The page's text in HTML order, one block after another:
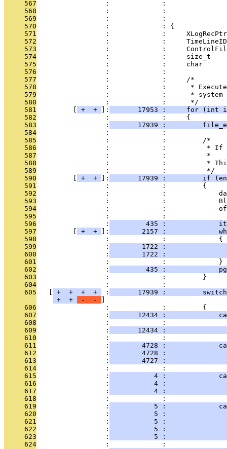
     567
:             :
     568
:             :
     569
:             :
     570
                 :             : {
     571
:             :
     572
:             :
     573
:             :
     574
:             :     size_t
     575
:             :     char
     576
                 :             :
     577
                 :             :     /*
     578
:             :      *
     579
:             :      * system
     580
                 :             :      */
     581
+ + ]:
17953 :     for (int
     582
                 :             :     {
     583
                 :
17939 :
     584
                 :             :
     585
                 :             :         /*
     586
:             :          *
     587
                 :             :          *
     588
:             :          *
     589
                 :             :          */
     590
+ + ]:
17939 :         if
     591
                 :             :         {
     592
:             :
     593
:             :
     594
:             :
     595
                 :             :
     596
                 :
435 :
     597
+ + ]:
2157 :
     598
                 :             :             {
     599
                 :
1722 :
     600
                 :
1722 :
     601
                 :             :             }
     602
                 :
435 :
     603
                 :             :         }
     604
                 :             :
     605
+ + + + :
17939 :
+
+ - -
     606
                 :             :         {
     607
                 :
12434 :
     608
:             :
     609
                 :
12434 :
     610
                 :             :
     611
                 :
4728 :
     612
                 :
4728 :
     613
                 :
4727 :
     614
                 :             :
     615
                 :
4 :
     616
                 :
4 :
     617
                 :
4 :
     618
                 :             :
     619
                 :
5 :
     620
                 :
5 :
     621
                 :
5 :
     622
                 :
5 :
     623
                 :
5 :
     624
                 :             :